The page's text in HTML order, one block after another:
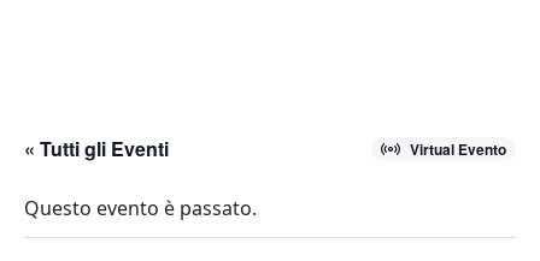
« Tutti gli Eventi Virtual Evento
Questo evento è passato.